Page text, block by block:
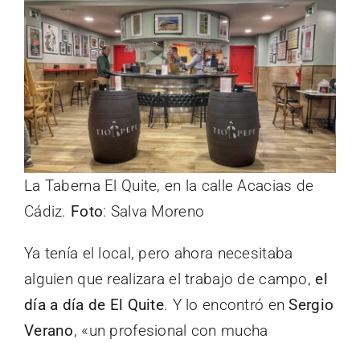
La Taberna El Quite, en la calle Acacias de
Cádiz. Foto: Salva Moreno
Ya tenía el local, pero ahora necesitaba
alguien que realizara el trabajo de campo,el
día a día de El Quite. Y lo encontró enSergio
Verano, «un profesional con mucha